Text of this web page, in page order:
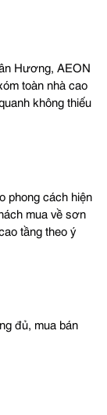
Hương, AEON
toàn nhà cao
không thiếu
phong cách hiện
mua về sơn
tầng theo ý
đủ, mua bán